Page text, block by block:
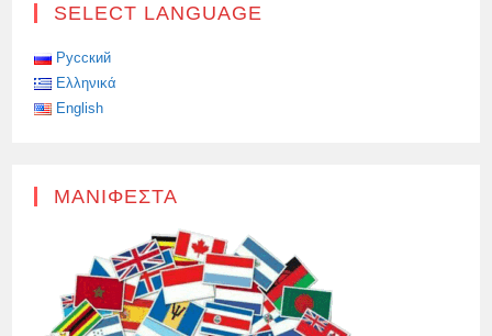
SELECT LANGUAGE
Русский
Ελληνικά
English
ΜΑΝΙΦΈΣΤΑ